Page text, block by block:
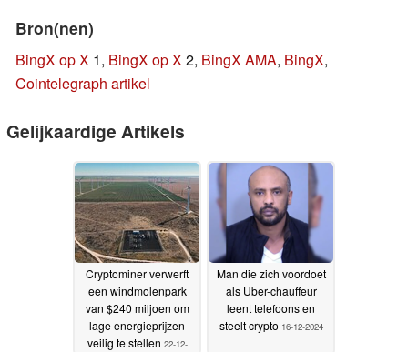
Bron(nen)
BingX op X 1, BingX op X2, BingX AMA, BingX,
Cointelegraph artikel
Gelijkaardige Artikels
Cryptominer verwerft
een windmolenpark
van $240 miljoen om
lage energieprijzen
veilig te stellen 22-12-
Man die zich voordoet
als Uber-chauffeur
leent telefoons en
steelt crypto 16-12-2024